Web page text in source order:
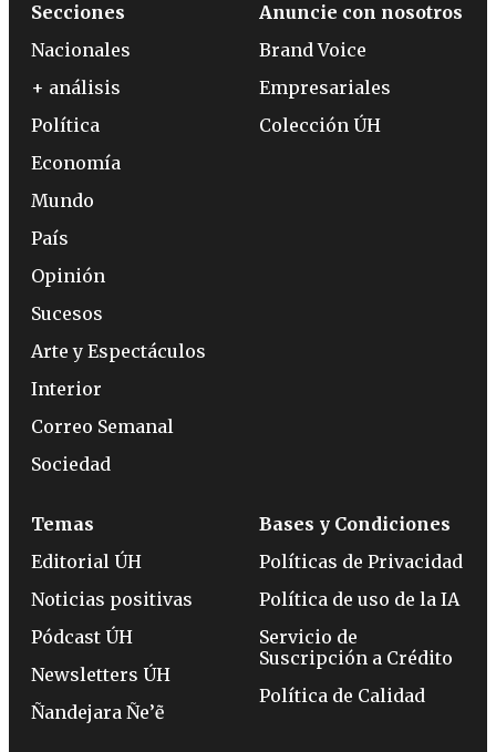
Secciones
Nacionales
+ análisis
Política
Economía
Mundo
País
Opinión
Sucesos
Arte y Espectáculos
Interior
Correo Semanal
Sociedad
Anuncie con nosotros
Brand Voice
Empresariales
Colección ÚH
Temas
Editorial ÚH
Noticias positivas
Pódcast ÚH
Newsletters ÚH
Ñandejara Ñe’ẽ
Bases y Condiciones
Políticas de Privacidad
Política de uso de la IA
Servicio de
Suscripción a Crédito
Política de Calidad